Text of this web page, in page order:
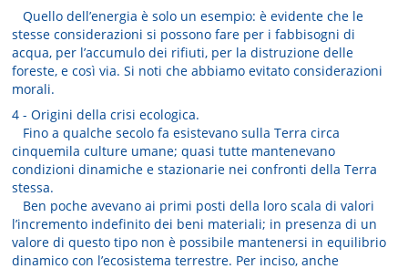
Quello dell’energia è solo un esempio: è evidente che le
stesse considerazioni si possono fare per i fabbisogni di
acqua, per l’accumulo dei rifiuti, per la distruzione delle
foreste, e così via. Si noti che abbiamo evitato considerazioni
morali.
4 - Origini della crisi ecologica.
Fino a qualche secolo fa esistevano sulla Terra circa
cinquemila culture umane; quasi tutte mantenevano
condizioni dinamiche e stazionarie nei confronti della Terra
stessa.
Ben poche avevano ai primi posti della loro scala di valori
l’incremento indefinito dei beni materiali; in presenza di un
valore di questo tipo non è possibile mantenersi in equilibrio
dinamico con l’ecosistema terrestre. Per inciso, anche